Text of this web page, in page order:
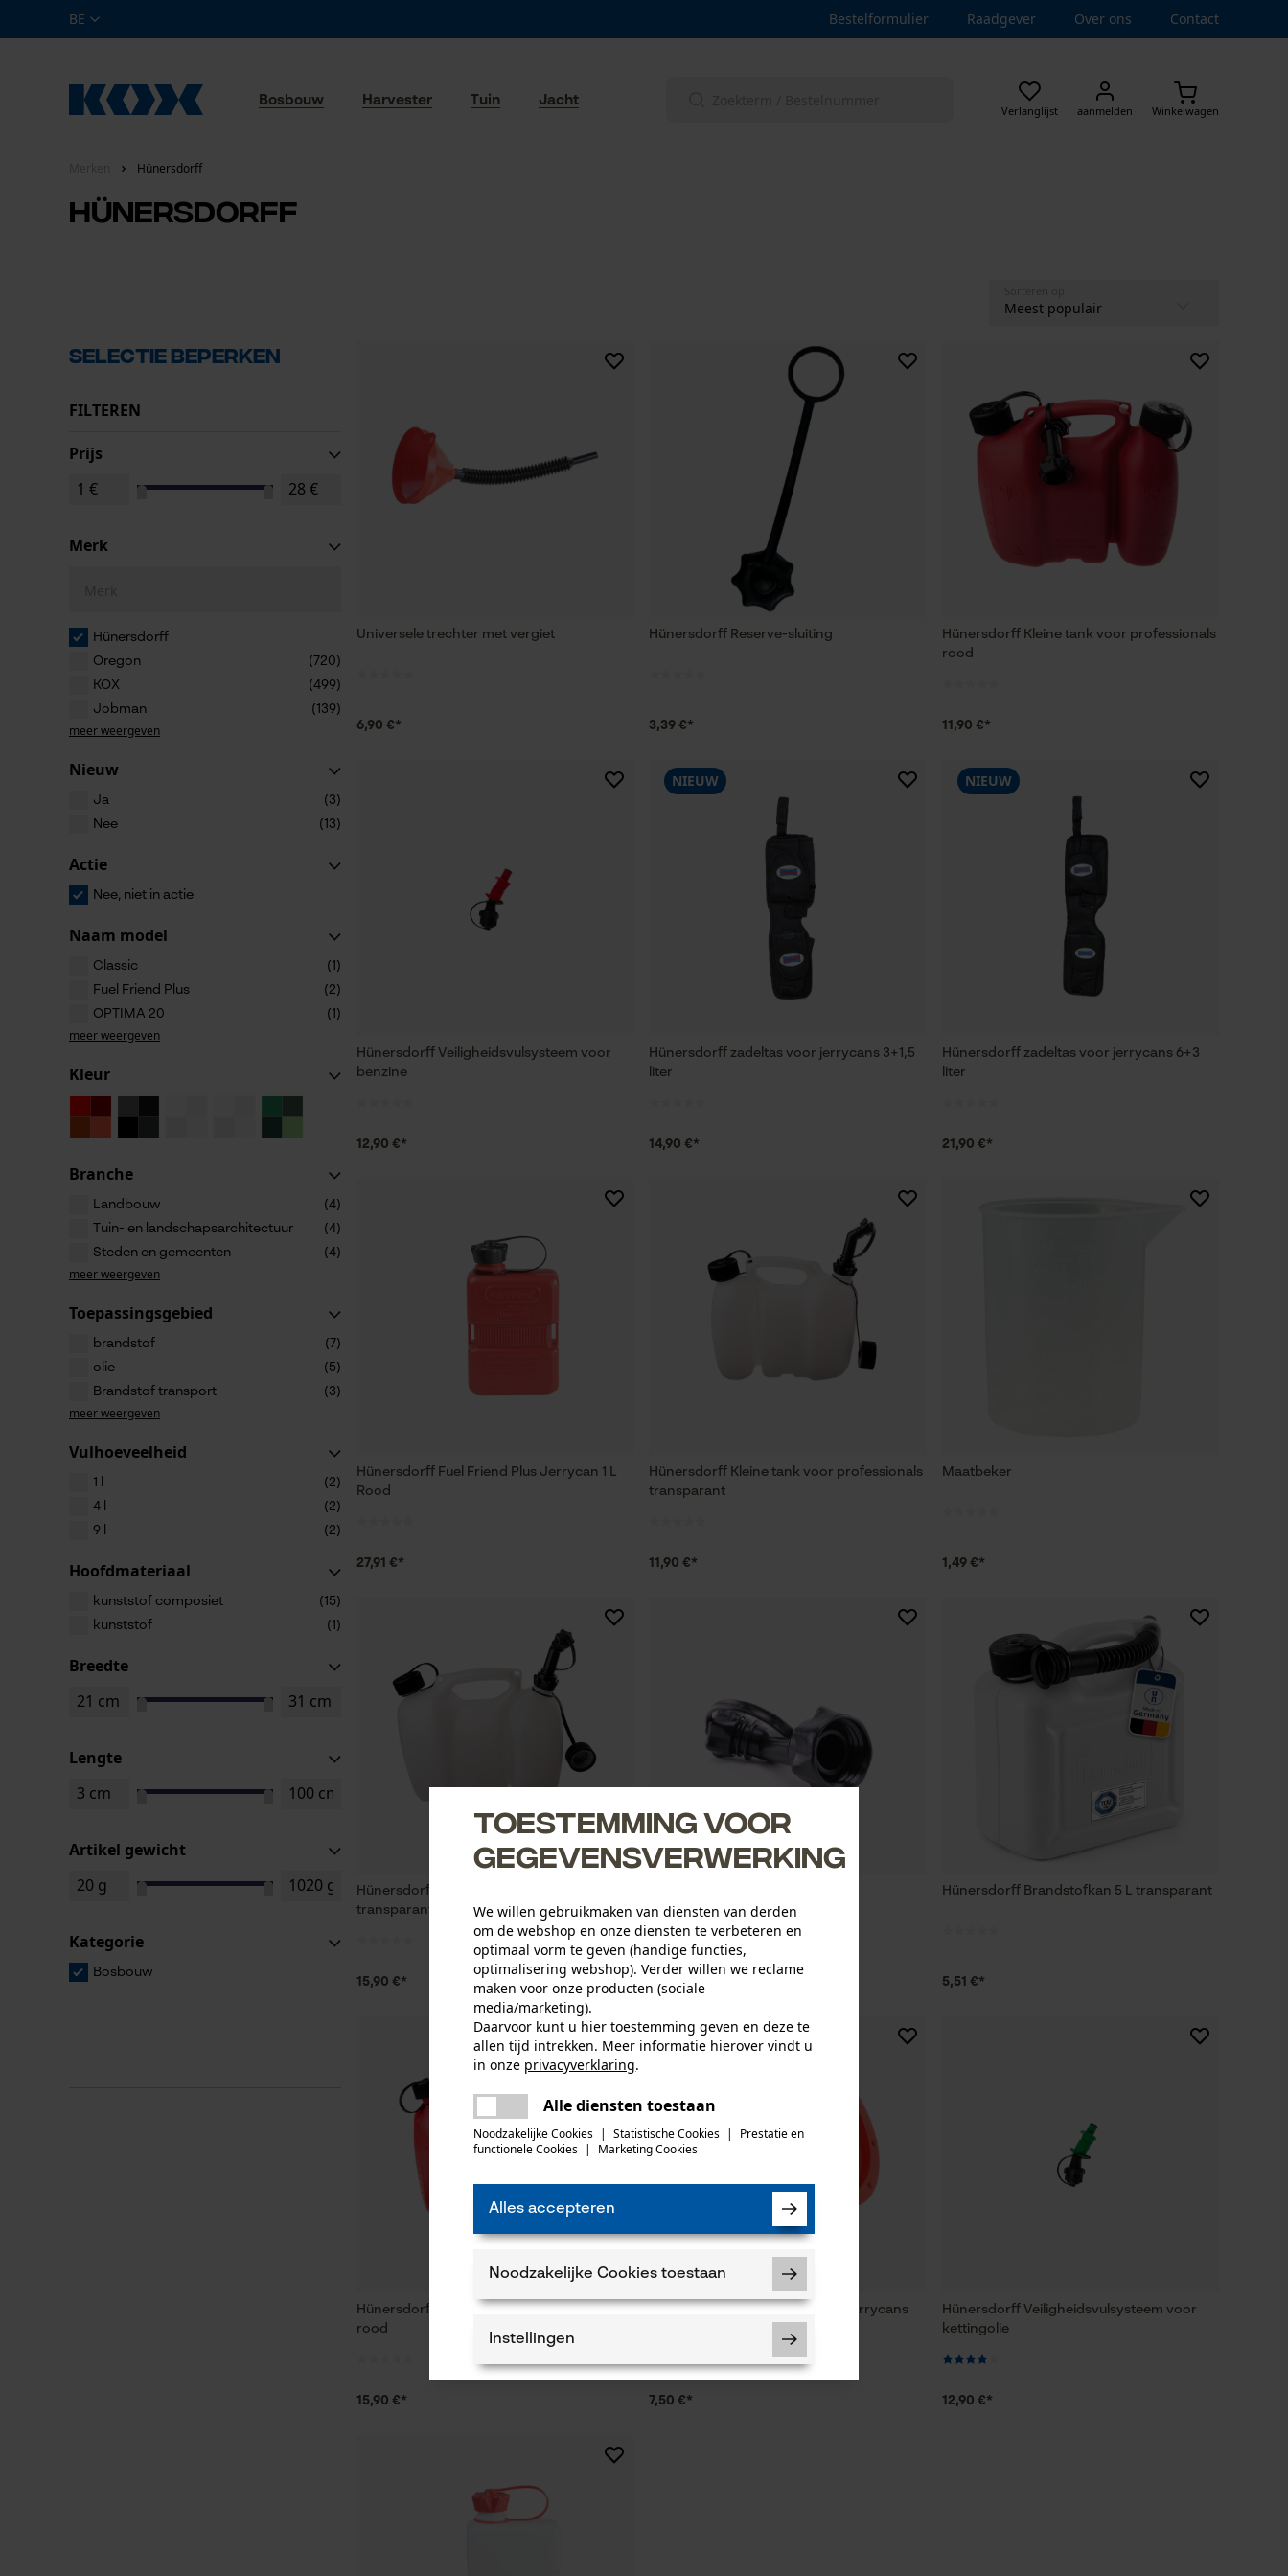
BE Bestelformulier Raadgever Over ons Contact
Verlanglijst aanmelden Winkelwagen
Bosbouw Harvester Tuin Jacht
Hünersdorff
Hünersdorff
Selectie beperken
FILTEREN
Prijs
Merk
Hünersdorff
Oregon
(720)
KOX
(499)
Jobman
(139)
meer weergeven
Nieuw
Ja
(3)
Nee
(13)
Actie
Nee, niet in actie
Naam model
Classic
(1)
Fuel Friend Plus
(2)
OPTIMA 20
(1)
meer weergeven
Kleur
Branche
Landbouw
(4)
Tuin- en landschapsarchitectuur
(4)
Steden en gemeenten
(4)
meer weergeven
Toepassingsgebied
brandstof
(7)
olie
(5)
Brandstof transport
(3)
meer weergeven
Vulhoeveelheid
1 l
(2)
4 l
(2)
9 l
(2)
Hoofdmateriaal
kunststof composiet
(15)
kunststof
(1)
Breedte
Lengte
Artikel gewicht
Kategorie
Bosbouw
Universele trechter met vergiet
6,90 €*
Hünersdorff Reserve-sluiting
3,39 €*
Hünersdorff Kleine tank voor professionals
rood
11,90 €*
Hünersdorff Veiligheidsvulsysteem voor
benzine
12,90 €*
Hünersdorff zadeltas voor jerrycans 3+1,5
liter
NIEUW
14,90 €*
Hünersdorff zadeltas voor jerrycans 6+3
liter
NIEUW
21,90 €*
Hünersdorff Fuel Friend Plus Jerrycan 1 L
Rood
27,91 €*
Hünersdorff Kleine tank voor professionals
transparant
11,90 €*
Maatbeker
1,49 €*
Hünersdorff Dubbel-tank "professional"
transparant
15,90 €* 5,90 €*
Hünersdorff Brandstofkan 5 L transparant
5,51 €*
Hünersdorff Dubbel-tank "professional"
rood
15,90 €*
Hünersdorff Afvoerkraan voor jerrycans
NIEUW
7,50 €*
Hünersdorff Veiligheidsvulsysteem voor
kettingolie
12,90 €*
Toestemming voor
gegevensverwerking
We willen gebruikmaken van diensten van derden
om de webshop en onze diensten te verbeteren en
optimaal vorm te geven (handige functies,
optimalisering webshop). Verder willen we reclame
maken voor onze producten (sociale
media/marketing).
Daarvoor kunt u hier toestemming geven en deze te
allen tijd intrekken. Meer informatie hierover vindt u
in onze privacyverklaring.
Alle diensten toestaan
Noodzakelijke Cookies | Statistische Cookies |
Prestatie en
functionele Cookies | Marketing Cookies
Alles accepteren
Noodzakelijke Cookies toestaan
Instellingen
Noodzakelijke Cookies
opnieuw te proberen.
mail